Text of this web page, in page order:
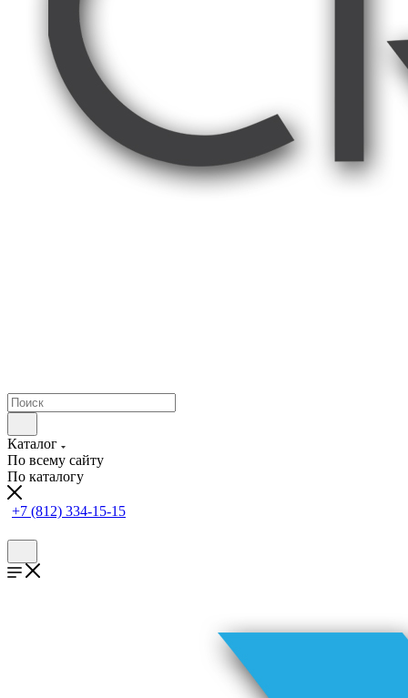
Каталог
По всему сайту
По каталогу
+7 (812) 334-15-15